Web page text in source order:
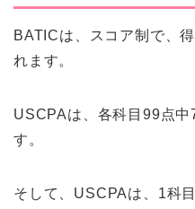
BATICは、スコア制で、
れます。
USCPAは、各科目99点中
す。
そして、USCPAは、1科